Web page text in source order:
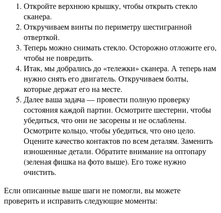
Откройте верхнюю крышку, чтобы открыть стекло
сканера.
Откручиваем винты по периметру шестигранной
отверткой.
Теперь можно снимать стекло. Осторожно отложите его,
чтобы не повредить.
Итак, мы добрались до «тележки» сканера. А теперь нам
нужно снять его двигатель. Откручиваем болты,
которые держат его на месте.
Далее ваша задача — провести полную проверку
состояния каждой партии. Осмотрите шестерни, чтобы
убедиться, что они не засорены и не ослаблены.
Осмотрите кольцо, чтобы убедиться, что оно цело.
Оцените качество контактов по всем деталям. Заменить
изношенные детали. Обратите внимание на оптопару
(зеленая фишка на фото выше). Его тоже нужно
очистить.
Если описанные выше шаги не помогли, вы можете
проверить и исправить следующие моменты: